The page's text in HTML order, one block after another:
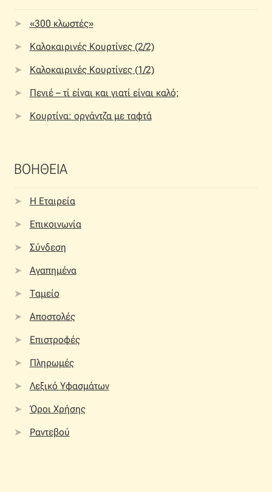
«300 κλωστές»
Καλοκαιρινές Κουρτίνες (2/2)
Καλοκαιρινές Κουρτίνες (1/2)
Πενιέ – τί είναι και γιατί είναι καλό;
Κουρτίνα: οργάντζα με ταφτά
ΒΟΗΘΕΙΑ
Η Εταιρεία
Επικοινωνία
Σύνδεση
Αγαπημένα
Ταμείο
Αποστολές
Επιστροφές
Πληρωμές
Λεξικό Υφασμάτων
Όροι Χρήσης
Ραντεβού